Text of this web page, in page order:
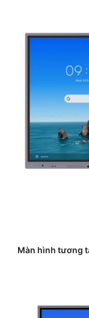
Màn hình tương